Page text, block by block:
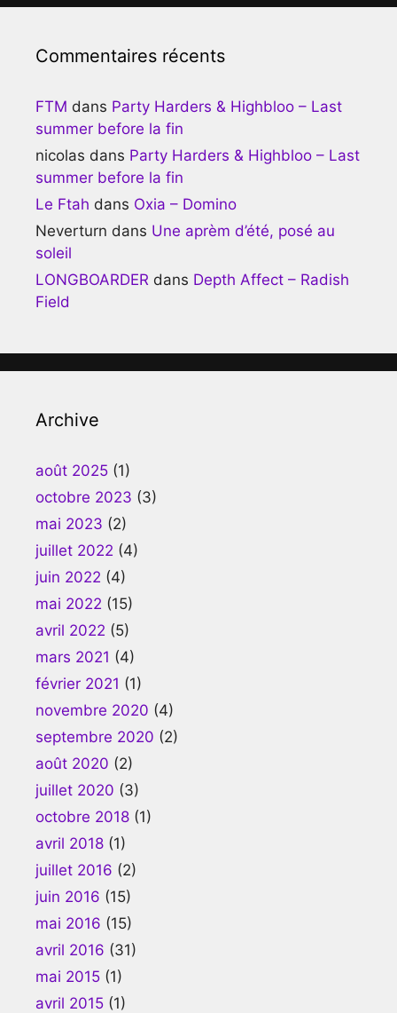
Commentaires récents
FTM dans Party Harders & Highbloo – Last
summer before la fin
nicolas dans Party Harders & Highbloo – Last
summer before la fin
Le Ftah dans Oxia – Domino
Neverturn dans Une aprèm d’été, posé au
soleil
LONGBOARDER dans Depth Affect – Radish
Field
Archive
août 2025 (1)
octobre 2023 (3)
mai 2023 (2)
juillet 2022 (4)
juin 2022 (4)
mai 2022 (15)
avril 2022 (5)
mars 2021 (4)
février 2021 (1)
novembre 2020 (4)
septembre 2020 (2)
août 2020 (2)
juillet 2020 (3)
octobre 2018 (1)
avril 2018 (1)
juillet 2016 (2)
juin 2016 (15)
mai 2016 (15)
avril 2016 (31)
mai 2015 (1)
avril 2015 (1)